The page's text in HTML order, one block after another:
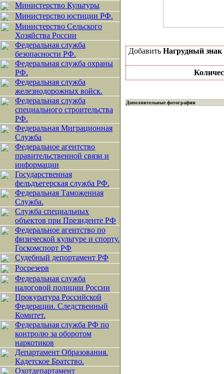
Министерство Культуры
Министерство юстиции РФ.
Министерство Сельского
Хозяйства России
Федеральная служба
безопасности РФ.
Федеральная служба охраны
РФ.
Федеральная служба
железнодорожных войск.
Федеральная служба
специального строительства
РФ.
Федеральная Миграционная
Служба
Федеральное агентство
правительственной связи и
информации
Государственная
фельдъегерская служба РФ.
Федеральная Таможенная
Служба.
Служба специальных
объектов при Президенте РФ
Федеральное агентство по
физической культуре и спорту.
Госкомспорт РФ
Судебный депортамент РФ
Росрезерв
Федеральная служба
налоговой полиции России
Прокуратура Российской
Федерации. Следственный
Комитет.
Федеральная служба РФ по
контролю за оборотом
наркотиков
Департамент Образования.
Кадетское Братство.
Охотдепартамент
Добавить Нагрудный
Дополнительные фотографии